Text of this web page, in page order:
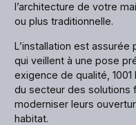
l’architecture de votre
ou plus traditionnelle.
L’installation est
qui veillent à une pose
exigence de qualité,
du secteur des solutions
moderniser leurs
habitat.